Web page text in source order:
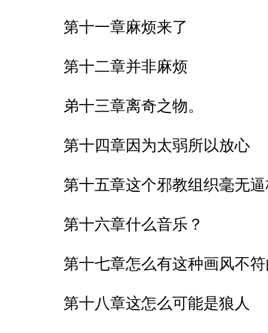
第十一章麻烦来了
第十二章并非麻烦
弟十三章离奇之物。
第十四章因为太弱所以放心
第十五章这个邪教组织毫无
第十六章什么音乐？
第十七章怎么有这种画风不
第十八章这怎么可能是狼人